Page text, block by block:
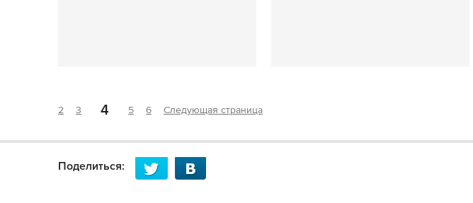
2 3 4 5 6 Следующая страница
Поделиться: